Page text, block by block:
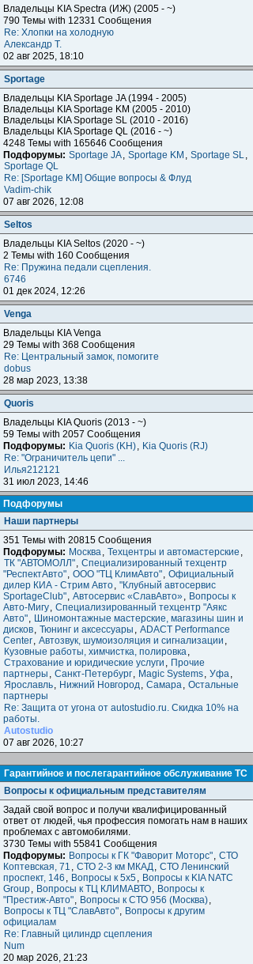
Владельцы KIA Spectra (ИЖ) (2005 - ~)
790 Темы with 12331 Сообщения
Re: Хлопки на холодную
Александр Т.
02 авг 2025, 18:10
Sportage
Владельцы KIA Sportage JA (1994 - 2005)
Владельцы KIA Sportage KM (2005 - 2010)
Владельцы KIA Sportage SL (2010 - 2016)
Владельцы KIA Sportage QL (2016 - ~)
4248 Темы with 165646 Сообщения
Подфорумы: Sportage JA, Sportage KM , Sportage SL,
Sportage QL
Re: [Sportage KM] Общие вопросы & Флуд
Vadim-chik
07 авг 2026, 12:08
Seltos
Владельцы KIA Seltos (2020 - ~)
2 Темы with 160 Сообщения
Re: Пружина педали сцепления.
6746
01 дек 2024, 12:26
Venga
Владельцы KIA Venga
29 Темы with 368 Сообщения
Re: Центральный замок, помогите
dobus
28 мар 2023, 13:38
Quoris
Владельцы KIA Quoris (2013 - ~)
59 Темы with 2057 Сообщения
Подфорумы: Kia Quoris (KH), Kia Quoris (RJ)
Re: "Ограничитель цепи" ...
Илья212121
31 июл 2023, 14:46
Подфорумы
Наши партнеры
351 Темы with 20815 Сообщения
Подфорумы: Москва, Техцентры и автомастерские ,
ТК "АВТОМОЛЛ", Специализированный техцентр
"РеспектАвто", ООО "ТЦ КлимАвто", Официальный
дилер КИА - Стрим Авто, "Клубный автосервис
SportageClub", Автосервис «СлавАвто», Вопросы к
Авто-Мигу, Специализированный техцентр "Аякс
Авто", Шиномонтажные мастерские, магазины шин и
дисков, Тюнинг и аксессуары , ADACT Performance
Center, Автозвук, шумоизоляция и сигнализации ,
Кузовные работы, химчистка, полировка,
Страхование и юридические услуги , Прочие
партнеры , Санкт-Петербург, Magic Systems, Уфа,
Ярославль, Нижний Новгород, Самара, Остальные
партнеры
Re: Защита от угона от autostudio.ru. Скидка 10% на
работы.
Autostudio
07 авг 2026, 10:27
Гарантийное и послегарантийное обслуживание ТС
Вопросы к официальным представителям
Задай свой вопрос и получи квалифицированный
ответ от людей, чья профессия помогать нам в наших
проблемах с автомобилями.
3730 Темы with 55841 Сообщения
Подфорумы: Вопросы к ГК "Фаворит Моторс", СТО
Коптевская, 71 , СТО 2-3 км МКАД, СТО Ленинский
проспект, 146 , Вопросы к 5x5, Вопросы к KIA NATC
Group, Вопросы к ТЦ КЛИМАВТО, Вопросы к
"Престиж-Авто", Вопросы к СТО 956 (Москва),
Вопросы к ТЦ "СлавАвто", Вопросы к другим
официалам
Re: Главный цилиндр сцепления
Num
20 мар 2026, 21:23